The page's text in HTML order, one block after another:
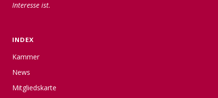
Interesse ist.
INDEX
Kammer
News
Mitgliedskarte